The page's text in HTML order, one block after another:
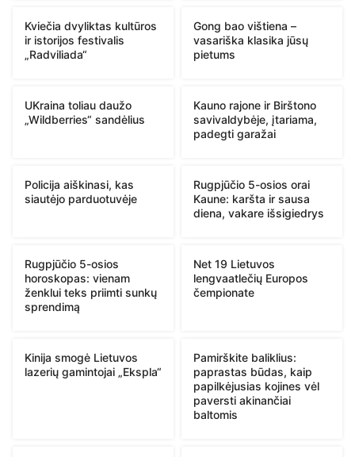
Kviečia dvyliktas kultūros
ir istorijos festivalis
„Radviliada“
Gong bao vištiena –
vasariška klasika jūsų
pietums
UKraina toliau daužo
„Wildberries“ sandėlius
Kauno rajone ir Birštono
savivaldybėje, įtariama,
padegti garažai
Policija aiškinasi, kas
siautėjo parduotuvėje
Rugpjūčio 5-osios orai
Kaune: karšta ir sausa
diena, vakare išsigiedrys
Rugpjūčio 5-osios
horoskopas: vienam
ženklui teks priimti sunkų
sprendimą
Net 19 Lietuvos
lengvaatlečių Europos
čempionate
Kinija smogė Lietuvos
lazerių gamintojai „Ekspla“
Pamirškite baliklius:
paprastas būdas, kaip
papilkėjusias kojines vėl
paversti akinančiai
baltomis